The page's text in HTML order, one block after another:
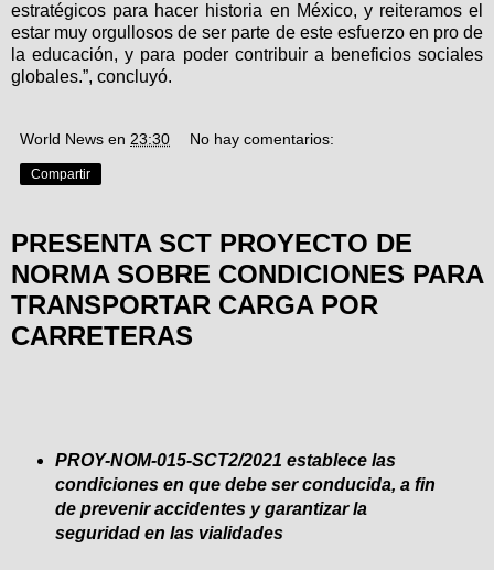
estratégicos para hacer historia en México, y reiteramos el
estar muy orgullosos de ser parte de este esfuerzo en pro de
la educación, y para poder contribuir a beneficios sociales
globales.”, concluyó.
World News en 23:30 No hay comentarios:
Compartir
PRESENTA SCT PROYECTO DE
NORMA SOBRE CONDICIONES PARA
TRANSPORTAR CARGA POR
CARRETERAS
PROY-NOM-015-SCT2/2021 establece las
condiciones en que debe ser conducida, a fin
de prevenir accidentes y garantizar la
seguridad en las vialidades